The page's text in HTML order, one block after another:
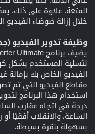
المتعة. علاوة على ذلك،
خلال إزالة ضوضاء الفيديو
وظيفة تدوير الفيديو
لتسلية المستخدم بشكل
الفيديو الخاص بك بإمالة
مقاطع الفيديو التي تم
الساعة، والانقلاب أفقيًا
بسهولة بنقرة بسيطة.